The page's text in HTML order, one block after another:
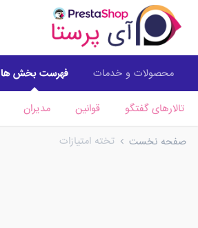
محصولات و خدمات فهرست بخش ها
تالارهای گفتگو قوانین مدیران
صفحه نخست تخته امتیازات